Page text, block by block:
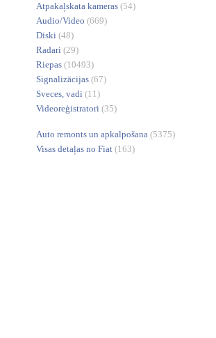
Atpakaļskata kameras (54)
Audio/Video (669)
Diski (48)
Radari (29)
Riepas (10493)
Signalizācijas (67)
Sveces, vadi (11)
Videoreģistratori (35)
Auto remonts un apkalpošana (5375)
Visas detaļas no Fiat (163)